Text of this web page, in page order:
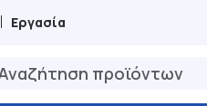
Εργασία